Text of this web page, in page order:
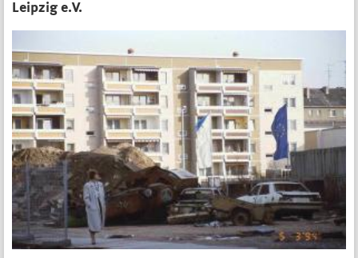
Leipzig e.V.